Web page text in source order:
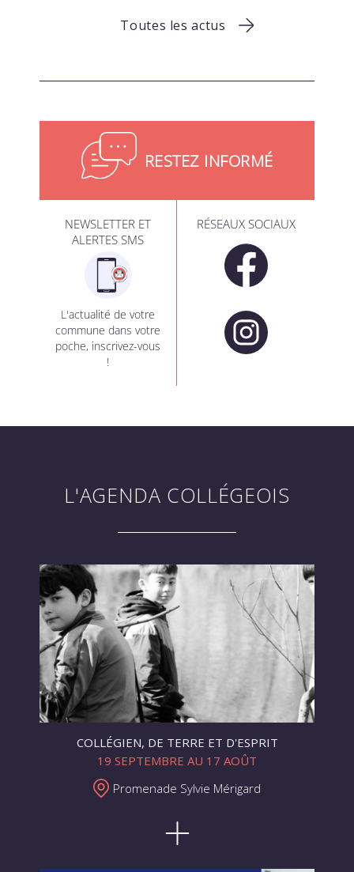
Toutes les actus
RESTEZ INFORMÉ
NEWSLETTER ET
ALERTES SMS
L'actualité de votre
commune dans votre
poche, inscrivez-vous
!
RÉSEAUX SOCIAUX
L'AGENDA COLLÉGEOIS
COLLÉGIEN, DE TERRE ET D'ESPRIT
19 SEPTEMBRE AU 17 AOÛT
Promenade Sylvie Mérigard